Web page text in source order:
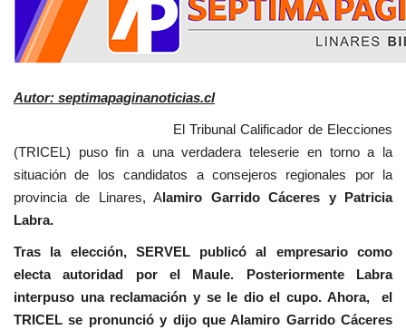
Autor: septimapaginanoticias.cl
El Tribunal Calificador de Elecciones
(TRICEL) puso fin a una verdadera teleserie en torno a la
situación de los candidatos a consejeros regionales por la
provincia de Linares, Alamiro Garrido Cáceres y Patricia
Labra.
Tras la elección, SERVEL publicó al empresario como
electa autoridad por el Maule. Posteriormente Labra
interpuso una reclamación y se le dio el cupo. Ahora, el
TRICEL se pronunció y dijo que Alamiro Garrido Cáceres